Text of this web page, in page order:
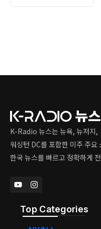
티켓 1건당 36
K-Radio 뉴스는 뉴욕, 뉴저지,
워싱턴 DC를 포함한 미주 주요
한국 뉴스를 빠르고 정확하게
Top Categories​